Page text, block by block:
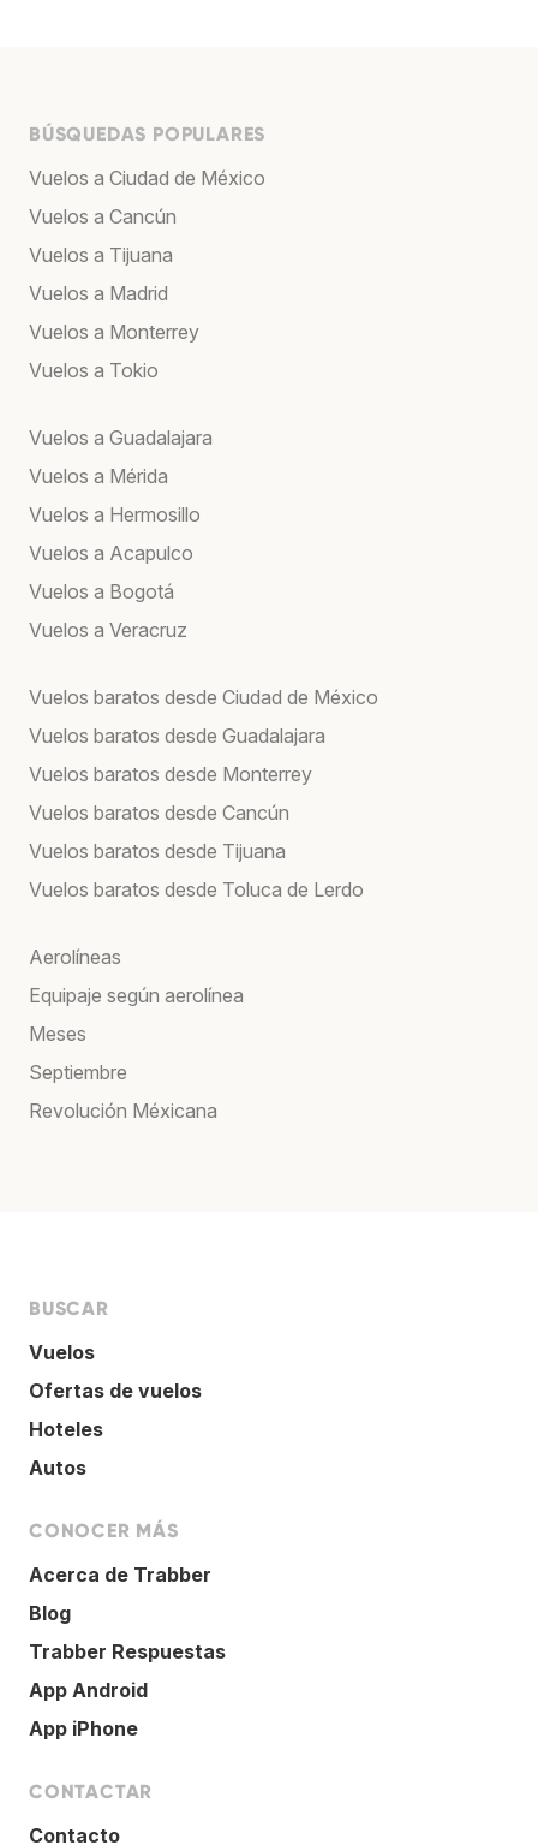
BÚSQUEDAS POPULARES
Vuelos a Ciudad de México
Vuelos a Cancún
Vuelos a Tijuana
Vuelos a Madrid
Vuelos a Monterrey
Vuelos a Tokio
Vuelos a Guadalajara
Vuelos a Mérida
Vuelos a Hermosillo
Vuelos a Acapulco
Vuelos a Bogotá
Vuelos a Veracruz
Vuelos baratos desde Ciudad de México
Vuelos baratos desde Guadalajara
Vuelos baratos desde Monterrey
Vuelos baratos desde Cancún
Vuelos baratos desde Tijuana
Vuelos baratos desde Toluca de Lerdo
Aerolíneas
Equipaje según aerolínea
Meses
Septiembre
Revolución Méxicana
BUSCAR
Vuelos
Ofertas de vuelos
Hoteles
Autos
CONOCER MÁS
Acerca de Trabber
Blog
Trabber Respuestas
App Android
App iPhone
CONTACTAR
Contacto